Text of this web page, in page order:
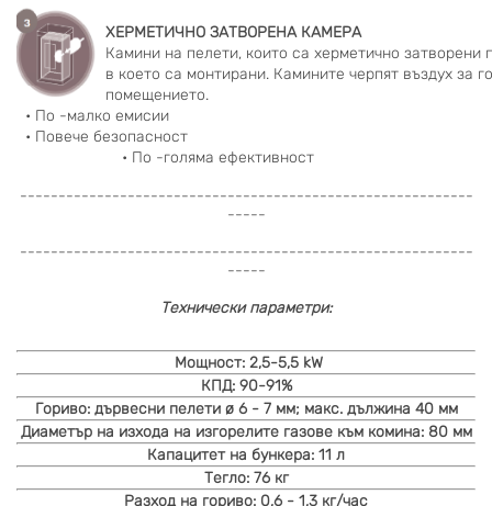
  ХЕРМЕТИЧНО ЗАТВОРЕНА КАМЕРА
Камини на пелети, които са херметично
в което са монтирани. Камините черпят въздух за
  помещението.
  • По -малко емисии
  • Повече безопасност
                        • По -голяма ефективност
-----------------------------------------------------------
-----
-----------------------------------------------------------
-----
Технически параметри:
Мощност: 2,5-5,5 kW
КПД:90-91%
Гориво: дървесни пелети ø 6 - 7 мм; макс. дължина 40 мм
Диаметър на изхода на изгорелите газове към комина: 80 мм
Капацитет на бункера: 11 л
Тегло:76кг
Разход на гориво: 0,6 - 1,3 кг/час